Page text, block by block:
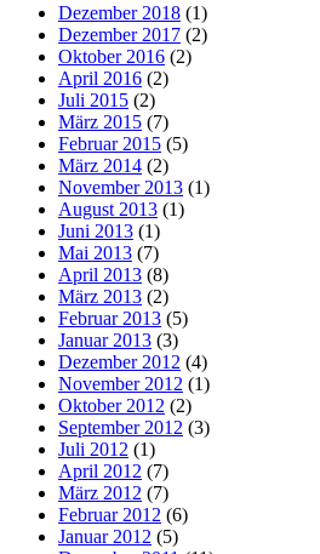
Dezember 2018 (1)
Dezember 2017 (2)
Oktober 2016 (2)
April 2016 (2)
Juli 2015 (2)
März 2015 (7)
Februar 2015 (5)
März 2014 (2)
November 2013 (1)
August 2013 (1)
Juni 2013 (1)
Mai 2013 (7)
April 2013 (8)
März 2013 (2)
Februar 2013 (5)
Januar 2013 (3)
Dezember 2012 (4)
November 2012 (1)
Oktober 2012 (2)
September 2012 (3)
Juli 2012 (1)
April 2012 (7)
März 2012 (7)
Februar 2012 (6)
Januar 2012 (5)